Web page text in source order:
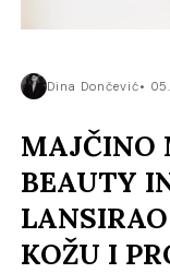
Dina Dončević
MAJČINO
BEAUTY
KOŽU I